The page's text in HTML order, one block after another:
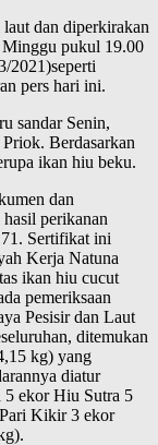
dan diperkirakan
Minggu pukul 19.00
2021)seperti
pers hari ini.
sandar Senin,
Berdasarkan
ikan hiu beku.
dan
perikanan
Sertifikat ini
Kerja Natuna
ikan hiu cucut
pemeriksaan
Pesisir dan Laut
ditemukan
kg) yang
diatur
5 ekor Hiu Sutra 5
Kikir 3 ekor